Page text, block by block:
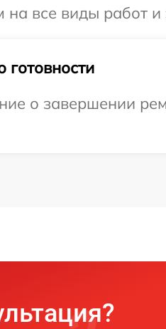
на все виды работ и
о завершении